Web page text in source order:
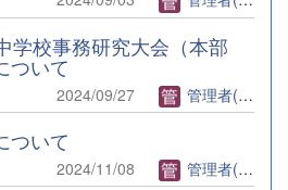
学校事務研究大会（本部
ついて
2024/09/27 管理者(全事研)
ついて
2024/11/08 管理者(全事研)